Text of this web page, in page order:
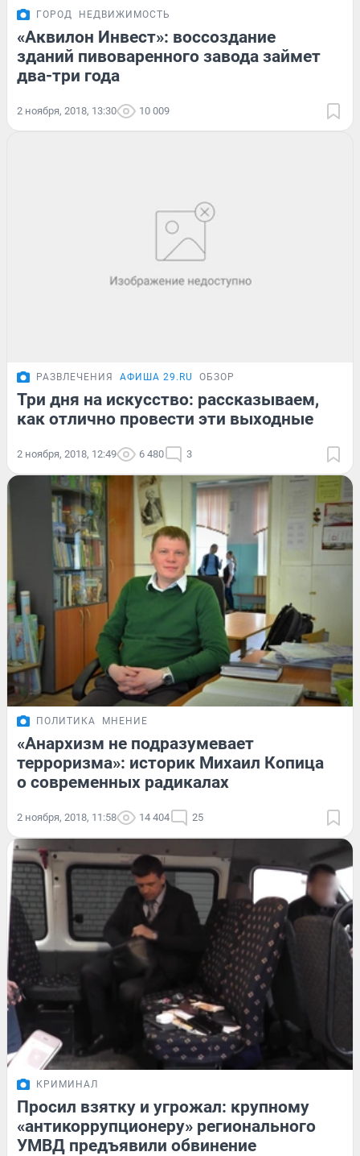
ГОРОД НЕДВИЖИМОСТЬ
«Аквилон Инвест»: воссоздание
зданий пивоваренного завода займет
два-три года
2 ноября, 2018, 13:30 10 009
РАЗВЛЕЧЕНИЯ АФИША 29.RU ОБЗОР
Три дня на искусство: рассказываем,
как отлично провести эти выходные
2 ноября, 2018, 12:49 6 480 3
ПОЛИТИКА МНЕНИЕ
«Анархизм не подразумевает
терроризма»: историк Михаил Копица
о современных радикалах
2 ноября, 2018, 11:58 14 404 25
КРИМИНАЛ
Просил взятку и угрожал: крупному
«антикоррупционеру» регионального
УМВД предъявили обвинение